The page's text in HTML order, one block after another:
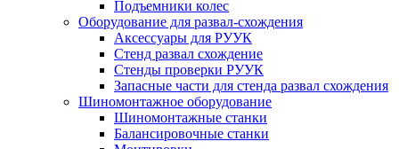
Подъемники колес
Оборудование для развал-схождения
Аксессуары для РУУК
Стенд развал схождение
Стенды проверки РУУК
Запасные части для стенда развал схождения
Шиномонтажное оборудование
Шиномонтажные станки
Балансировочные станки